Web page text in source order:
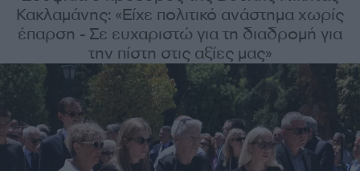
Κακλαμάνης: «Είχε πολιτικό ανάστημα χωρίς
έπαρση - Σε ευχαριστώ για τη διαδρομή για
την πίστη στις αξίες μας»